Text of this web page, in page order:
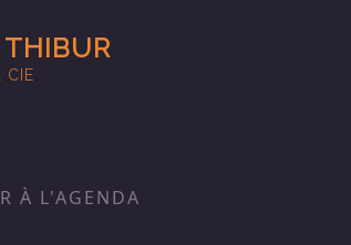
CIE
À L'AGENDA